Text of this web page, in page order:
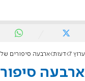
ערוץ 7 דעות ארבעה סיפורים של
ארבעה